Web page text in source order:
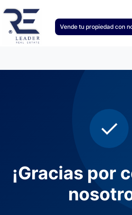
Vende tu propiedad con
✓
¡Gracias por